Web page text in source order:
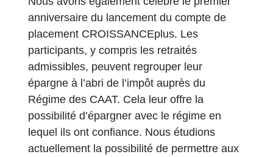
anniversaire du lancement du compte de
placement CROISSANCEplus. Les
participants, y compris les retraités
admissibles, peuvent regrouper leur
épargne à l’abri de l’impôt auprès du
Régime des CAAT. Cela leur offre la
possibilité d’épargner avec le régime en
lequel ils ont confiance. Nous étudions
actuellement la possibilité de permettre aux